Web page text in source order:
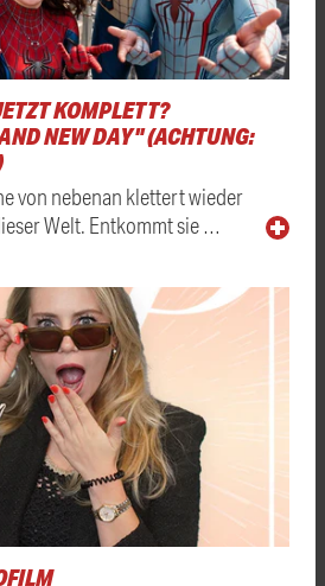
KOMPLETT?
NEW DAY" (ACHTUNG:
von nebenan klettert wieder
Welt. Entkommt sie …